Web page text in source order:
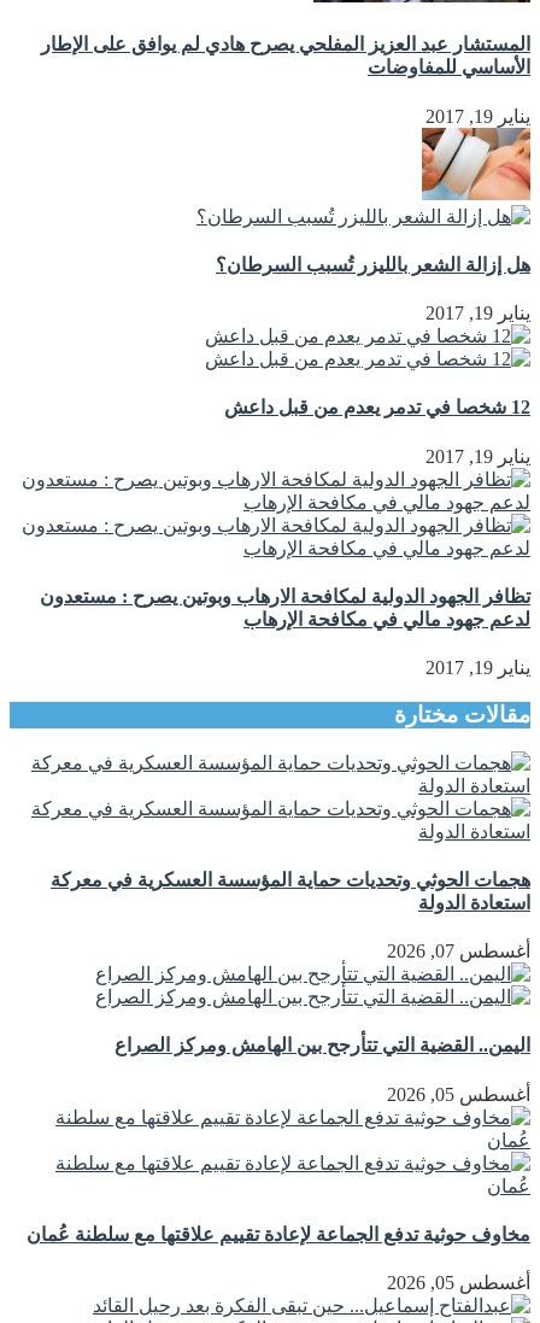
المستشار عبد العزيز المفلحي يصرح هادي لم يوافق على الإطار
الأساسي للمفاوضات
يناير 19, 2017
هل إزالة الشعر بالليزر تُسبب السرطان؟
يناير 19, 2017
12 شخصا في تدمر يعدم من قبل داعش
يناير 19, 2017
تظافر الجهود الدولية لمكافحة الارهاب وبوتين يصرح : مستعدون
لدعم جهود مالي في مكافحة الإرهاب
يناير 19, 2017
مقالات مختارة
هجمات الحوثي وتحديات حماية المؤسسة العسكرية في معركة
استعادة الدولة
أغسطس 07, 2026
اليمن.. القضية التي تتأرجح بين الهامش ومركز الصراع
أغسطس 05, 2026
مخاوف حوثية تدفع الجماعة لإعادة تقييم علاقتها مع سلطنة عُمان
أغسطس 05, 2026